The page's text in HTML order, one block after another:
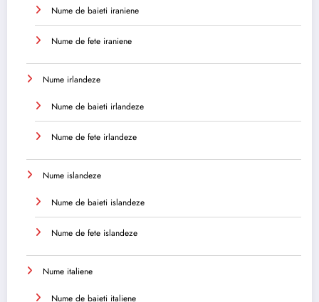
Nume de baieti iraniene
Nume de fete iraniene
Nume irlandeze
Nume de baieti irlandeze
Nume de fete irlandeze
Nume islandeze
Nume de baieti islandeze
Nume de fete islandeze
Nume italiene
Nume de baieti italiene